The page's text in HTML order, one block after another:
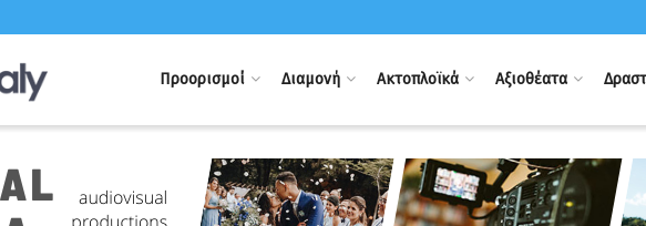
Προορισμοί Διαμονή Ακτοπλοϊκά Αξιοθέατα